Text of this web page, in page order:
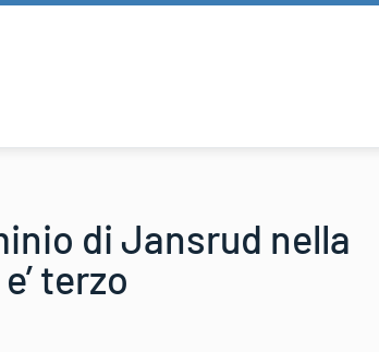
di Jansrud nella
terzo